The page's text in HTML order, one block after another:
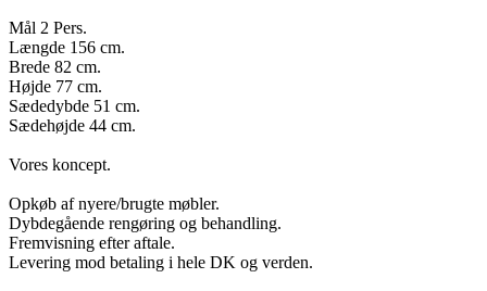
Mål 2 Pers.
Længde 156 cm.
Brede 82 cm.
Højde 77 cm.
Sædedybde 51 cm.
Sædehøjde 44 cm.
Vores koncept.
Opkøb af nyere/brugte møbler.
Dybdegående rengøring og behandling.
Fremvisning efter aftale.
Levering mod betaling i hele DK og verden.